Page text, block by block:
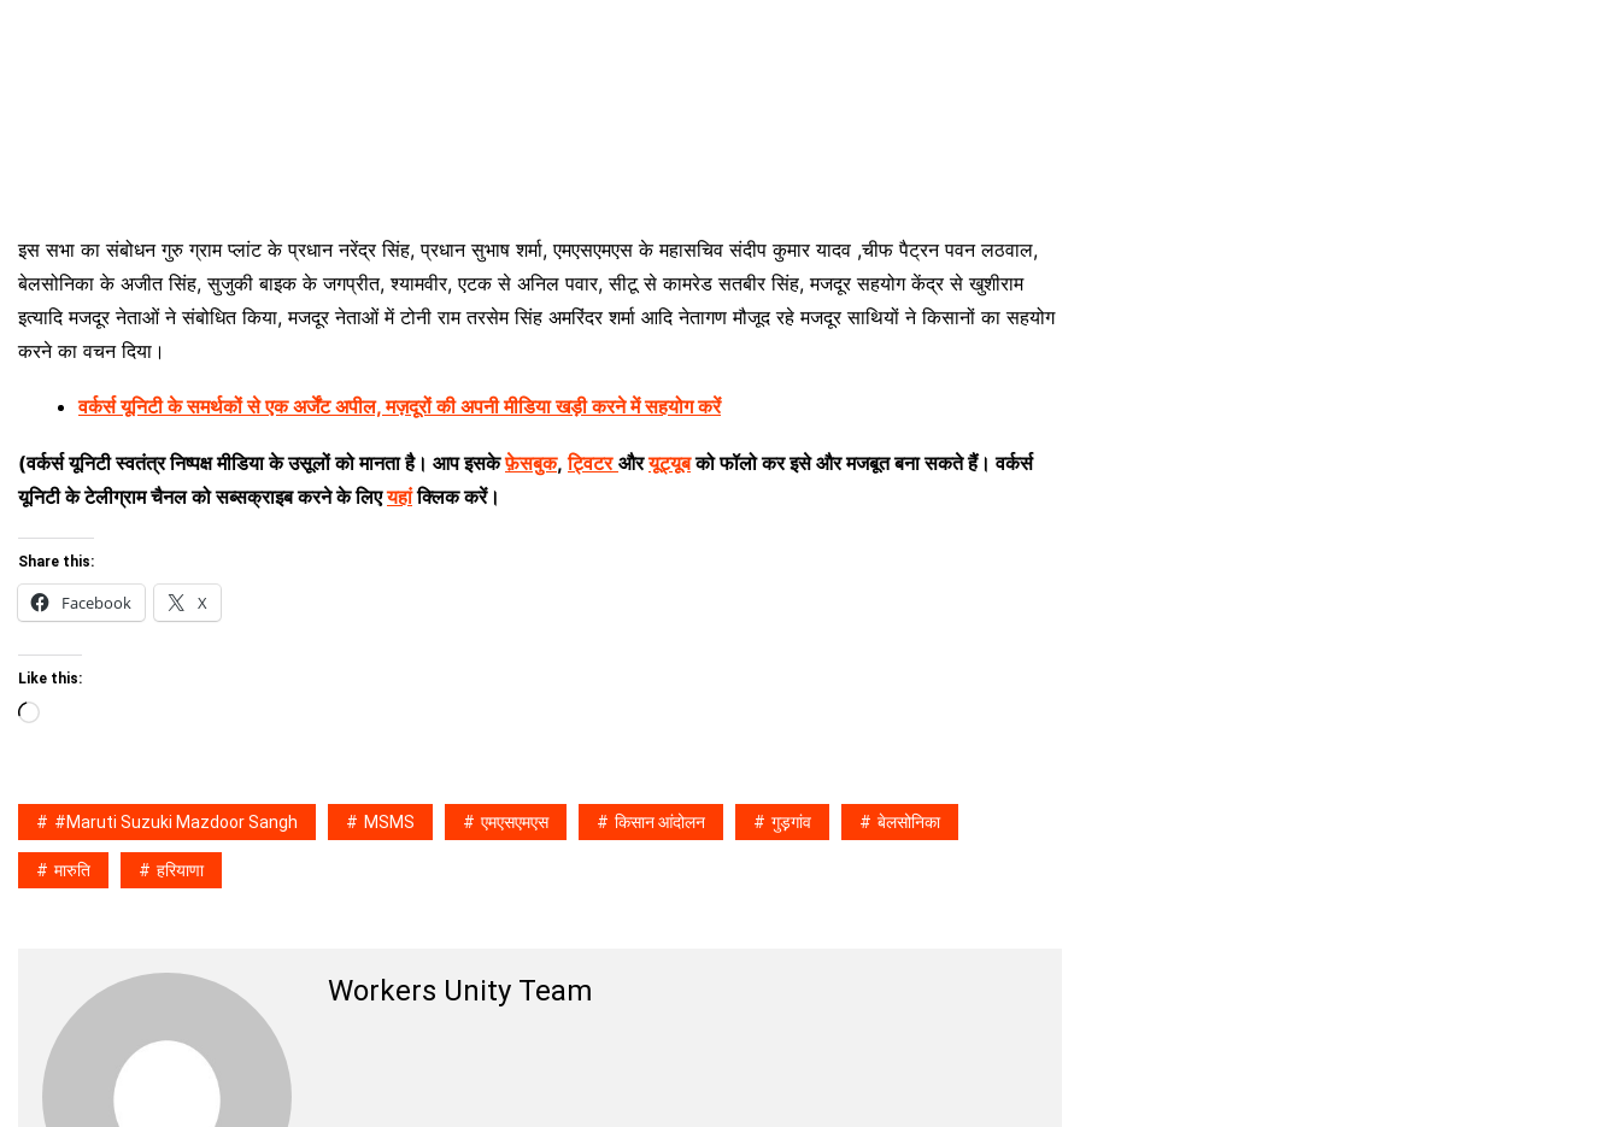
इस सभा का संबोधन गुरु ग्राम प्लांट के प्रधान नरेंद्र सिंह, प्रधान सुभाष शर्मा, एमएसएमएस के महासचिव संदीप कुमार यादव ,चीफ पैट्रन पवन लठवाल,
बेलसोनिका के अजीत सिंह, सुजुकी बाइक के जगप्रीत, श्यामवीर, एटक से अनिल पवार, सीटू से कामरेड सतबीर सिंह, मजदूर सहयोग केंद्र से खुशीराम
इत्यादि मजदूर नेताओं ने संबोधित किया, मजदूर नेताओं में टोनी राम तरसेम सिंह अमरिंदर शर्मा आदि नेतागण मौजूद रहे मजदूर साथियों ने किसानों का सहयोग
करने का वचन दिया।
वर्कर्स यूनिटी के समर्थकों से एक अर्जेंट अपील, मज़दूरों की अपनी मीडिया खड़ी करने में सहयोग करें
(वर्कर्स यूनिटी स्वतंत्र निष्पक्ष मीडिया के उसूलों को मानता है। आप इसकेफ़ेसबुक,ट्विटर औरयूट्यूब को फॉलो कर इसे और मजबूत बना सकते हैं। वर्कर्स
यूनिटी के टेलीग्राम चैनल को सब्सक्राइब करने के लिएयहां क्लिक करें।
Share this:
Facebook X
Like this:
Loading…
#Maruti Suzuki Mazdoor Sangh MSMS एमएसएमएस किसान आंदोलन गुड़़गांव बेलसोनिका
मारुति हरियाणा
Workers Unity Team